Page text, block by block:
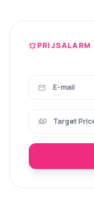
notifications_activePRIJSALARM
mail
payments